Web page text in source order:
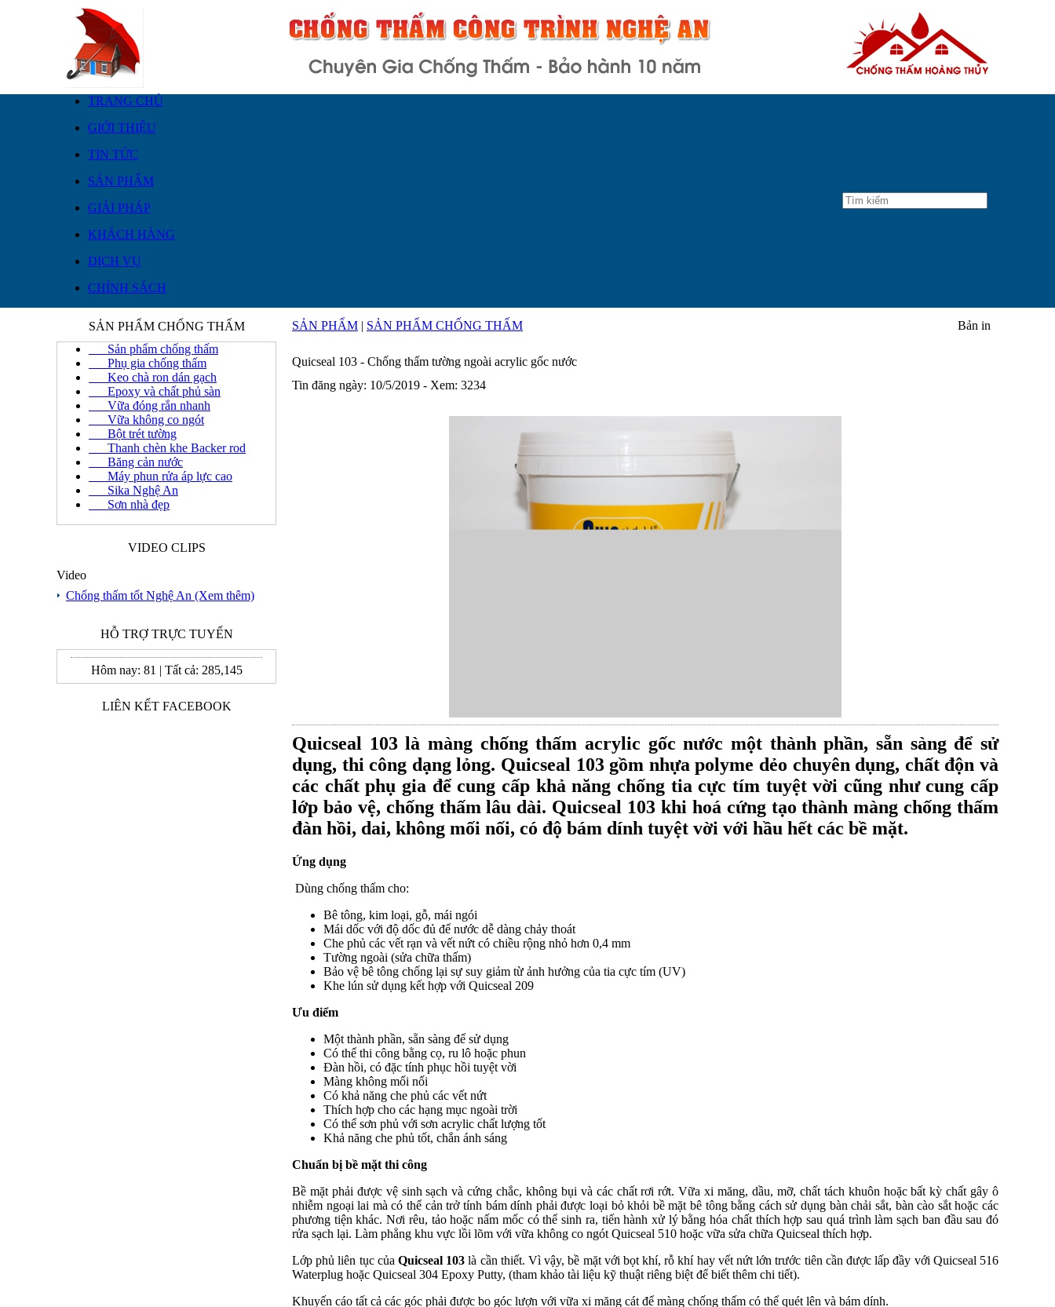
TRANG CHỦ
GIỚI THIỆU
TIN TỨC
SẢN PHẨM
GIẢI PHÁP
KHÁCH HÀNG
DỊCH VỤ
CHÍNH SÁCH
SẢN PHẨM CHỐNG THẤM
Sản phẩm chống thấm
Phụ gia chống thấm
Keo chà ron dán gạch
Epoxy và chất phủ sàn
Vữa đóng rắn nhanh
Vữa không co ngót
Bột trét tường
Thanh chèn khe Backer rod
Băng cản nước
Máy phun rửa áp lực cao
Sika Nghệ An
Sơn nhà đẹp
VIDEO CLIPS
Video
Chống thấm tốt Nghệ An (Xem thêm)
HỖ TRỢ TRỰC TUYẾN
Hôm nay: 81 | Tất cả: 285,145
LIÊN KẾT FACEBOOK
SẢN PHẨM | SẢN PHẨM CHỐNG THẤM Bản in
Quicseal 103 - Chống thấm tường ngoài acrylic gốc nước
Tin đăng ngày: 10/5/2019 - Xem: 3234
Quicseal 103là màng chống thấm acrylic gốc nước một thành phần, sẵn sàng để sử
dụng, thi công dạng lỏng. Quicseal 103 gồm nhựa polyme dẻo chuyên dụng, chất độn và
các chất phụ gia để cung cấp khả năng chống tia cực tím tuyệt vời cũng như cung cấp
lớp bảo vệ, chống thấm lâu dài. Quicseal 103 khi hoá cứng tạo thành màng chống thấm
đàn hồi, dai, không mối nối, có độ bám dính tuyệt vời với hầu hết các bề mặt.
Ứng dụng
Dùng chống thấm cho:
Bê tông, kim loại, gỗ, mái ngói
Mái dốc với độ dốc đủ để nước dễ dàng chảy thoát
Che phủ các vết rạn và vết nứt có chiều rộng nhỏ hơn 0,4 mm
Tường ngoài (sửa chữa thấm)
Bảo vệ bê tông chống lại sự suy giảm từ ảnh hưởng của tia cực tím (UV)
Khe lún sử dụng kết hợp với Quicseal 209
Ưu điểm
Một thành phần, sẵn sàng để sử dụng
Có thể thi công bằng cọ, ru lô hoặc phun
Đàn hồi, có đặc tính phục hồi tuyệt vời
Màng không mối nối
Có khả năng che phủ các vết nứt
Thích hợp cho các hạng mục ngoài trời
Có thể sơn phủ với sơn acrylic chất lượng tốt
Khả năng che phủ tốt, chắn ánh sáng
Chuẩn bị bề mặt thi công
Bề mặt phải được vệ sinh sạch và cứng chắc, không bụi và các chất rơi rớt. Vữa xi măng, dầu, mỡ, chất tách khuôn hoặc bất kỳ chất gây ô
nhiễm ngoại lai mà có thể cản trở tính bám dính phải được loại bỏ khỏi bề mặt bê tông bằng cách sử dụng bàn chải sắt, bàn cào sắt hoặc các
phương tiện khác. Nơi rêu, tảo hoặc nấm mốc có thể sinh ra, tiến hành xử lý bằng hóa chất thích hợp sau quá trình làm sạch ban đầu sau đó
rửa sạch lại. Làm phẳng khu vực lồi lõm với vữa không co ngót Quicseal 510 hoặc vữa sửa chữa Quicseal thích hợp.
Lớp phủ liên tục của Quicseal 103 là cần thiết. Vì vậy, bề mặt với bọt khí, rỗ khí hay vết nứt lớn trước tiên cần được lấp đầy với Quicseal 516
Waterplug hoặc Quicseal 304 Epoxy Putty, (tham khảo tài liệu kỹ thuật riêng biệt để biết thêm chi tiết).
Khuyến cáo tất cả các góc phải được bo góc lượn với vữa xi măng cát để màng chống thấm có thể quét lên và bám dính.